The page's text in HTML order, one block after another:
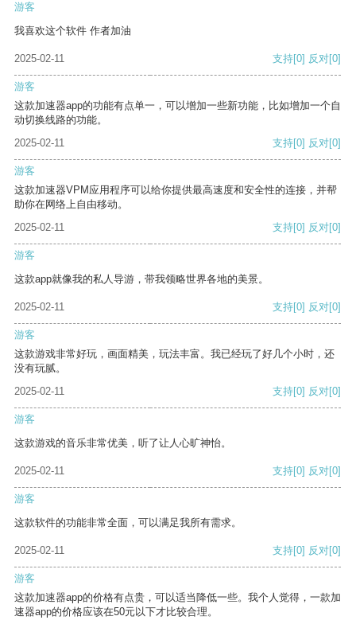
游客
我喜欢这个软件 作者加油
2025-02-11 支持[0] 反对[0]
游客
这款加速器app的功能有点单一，可以增加一些新功能，比如增加一个自
动切换线路的功能。
2025-02-11
支持[0] 反对[0]
游客
这款加速器VPM应用程序可以给你提供最高速度和安全性的连接，并帮
助你在网络上自由移动。
2025-02-11
支持[0] 反对[0]
游客
这款app就像我的私人导游，带我领略世界各地的美景。
2025-02-11 支持[0] 反对[0]
游客
这款游戏非常好玩，画面精美，玩法丰富。我已经玩了好几个小时，还
没有玩腻。
2025-02-11
支持[0] 反对[0]
游客
这款游戏的音乐非常优美，听了让人心旷神怡。
2025-02-11 支持[0] 反对[0]
游客
这款软件的功能非常全面，可以满足我所有需求。
2025-02-11 支持[0] 反对[0]
游客
这款加速器app的价格有点贵，可以适当降低一些。我个人觉得，一款加
速器app的价格应该在50元以下才比较合理。